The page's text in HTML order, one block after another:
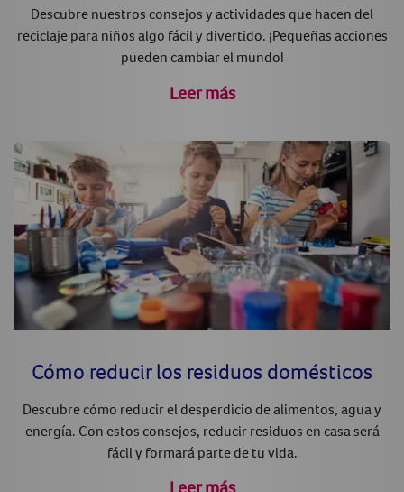
Descubre nuestros consejos y actividades que hacen del
reciclaje para niños algo fácil y divertido. ¡Pequeñas acciones
pueden cambiar el mundo!
Leer más
Cómo reducir los residuos domésticos
Descubre cómo reducir el desperdicio de alimentos, agua y
energía. Con estos consejos, reducir residuos en casa será
fácil y formará parte de tu vida.
Leer más